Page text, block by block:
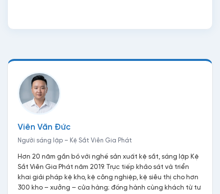
Viên Văn Đức
Người sáng lập – Kệ Sắt Viên Gia Phát
Hơn 20 năm gắn bó với nghề sản xuất kệ sắt, sáng lập Kệ
Sắt Viên Gia Phát năm 2019. Trực tiếp khảo sát và triển
khai giải pháp kệ kho, kệ công nghiệp, kệ siêu thị cho hơn
300 kho – xưởng – cửa hàng; đồng hành cùng khách từ tư